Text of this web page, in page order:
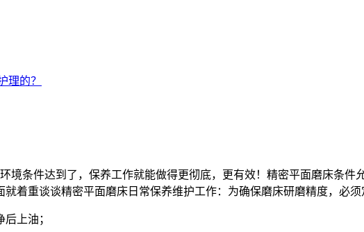
理的？
境条件达到了，保养工作就能做得更彻底，更有效！精密平面磨床条件
着重谈谈精密平面磨床日常保养维护工作：为确保磨床研磨精度，必须
上油；